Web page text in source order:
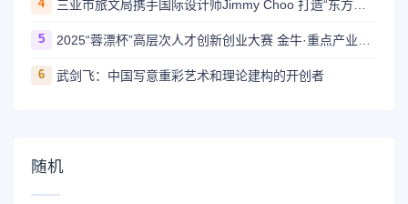
4
5
6 武剑飞：中国写意重彩艺术和理论建构的开创者
随机